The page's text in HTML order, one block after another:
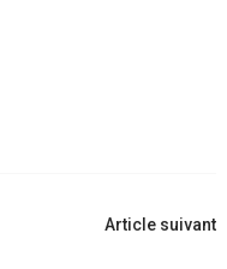
Article suivant